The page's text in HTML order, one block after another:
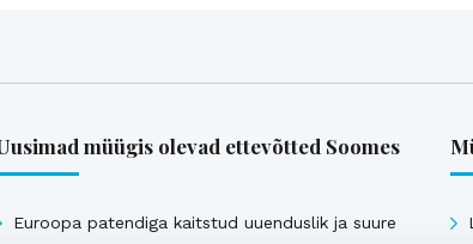
müügis olevad ettevõtted Soomes
Euroopa patendiga kaitstud uuenduslik ja suure